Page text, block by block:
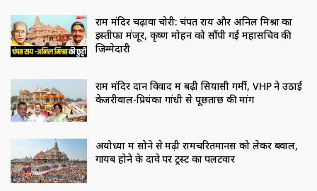
राम मंदिर चढ़ावा चोरी: चंपत राय और अनिल मिश्रा का
इस्तीफा मंजूर, कृष्ण मोहन को सौंपी गई महासचिव की
जिम्मेदारी
राम मंदिर दान विवाद में बढ़ी सियासी गर्मी, VHP ने उठाई
केजरीवाल-प्रियंका गांधी से पूछताछ की मांग
अयोध्या में सोने से मढ़ी रामचरितमानस को लेकर बवाल,
गायब होने के दावे पर ट्रस्ट का पलटवार